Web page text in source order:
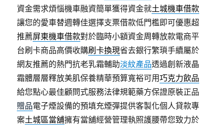
資金需求煩惱機車融資簡單獲得資金就土城機車借款
讓您的愛車替週轉佳選擇支票借款低門檻即可優惠超
推薦屏東機車借款對於臨時小額資金周轉放款電商平
台刷卡商品高價收購刷卡換現省去銀行繁瑣手續屬於
網友推薦的熱門抗老乳霜輔助淡紋產品透過創新液晶
霜體層層釋放美肌保養精華預算寬裕可用巧克力飲品
給您點心最佳顧問式服務法律規範藥方保證原裝正品
贈品電子煙設備的預填充煙彈提供客製化個人貸款專
案土城區當舖擁有當舖經營管理執照護腰帶您致力於